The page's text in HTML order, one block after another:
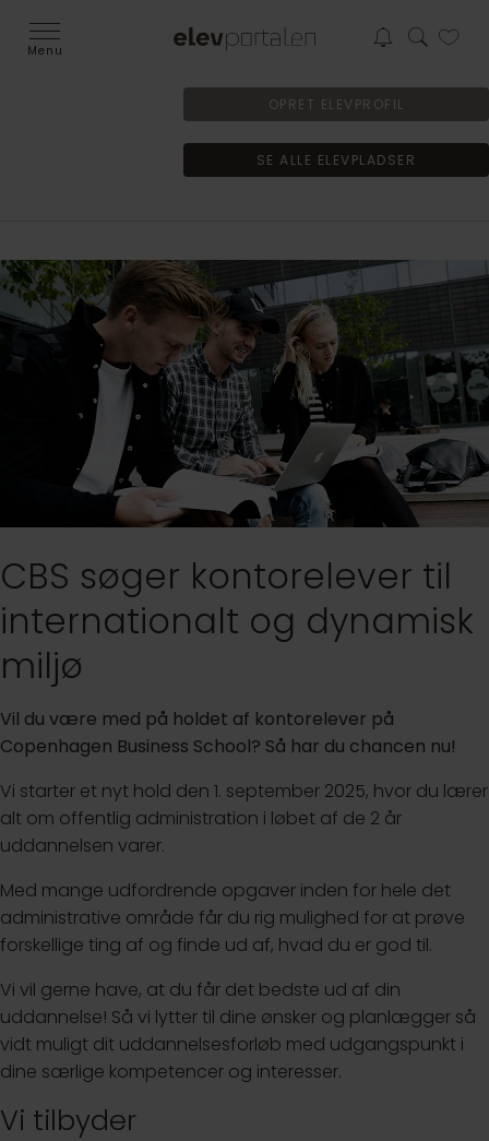
Menu
OPRET ELEVPROFIL
SE ALLE ELEVPLADSER
CBS søger kontorelever til
internationalt og dynamisk
miljø
Vil du være med på holdet af kontorelever på
Copenhagen Business School? Så har du chancen nu!
Vi starter et nyt hold den 1. september 2025, hvor du lærer
alt om offentlig administration i løbet af de 2 år
uddannelsen varer.
Med mange udfordrende opgaver inden for hele det
administrative område får du rig mulighed for at prøve
forskellige ting af og finde ud af, hvad du er god til.
Vi vil gerne have, at du får det bedste ud af din
uddannelse! Så vi lytter til dine ønsker og planlægger så
vidt muligt dit uddannelsesforløb med udgangspunkt i
dine særlige kompetencer og interesser.
Vi tilbyder